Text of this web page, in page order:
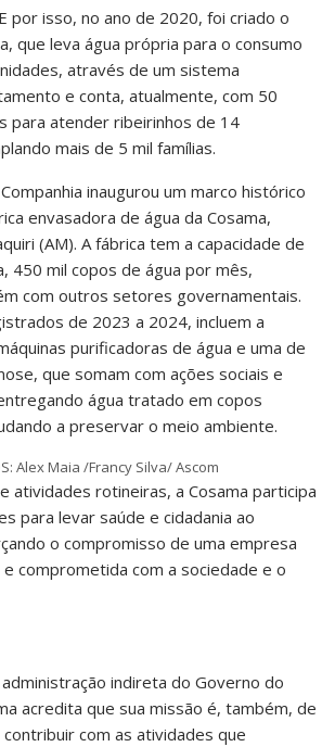
por isso, no ano de 2020, foi criado o
que leva água própria para o consumo
através de um sistema
e conta, atualmente, com 50
para atender ribeirinhos de 14
mais de 5 mil famílias.
inaugurou um marco histórico
envasadora de água da Cosama,
(AM). A fábrica tem a capacidade de
450 mil copos de água por mês,
com outros setores governamentais.
de 2023 a 2024, incluem a
purificadoras de água e uma de
que somam com ações sociais e
água tratado em copos
a preservar o meio ambiente.
Alex Maia /Francy Silva/ Ascom
atividades rotineiras, a Cosama participa
para levar saúde e cidadania ao
o compromisso de uma empresa
comprometida com a sociedade e o
indireta do Governo do
acredita que sua missão é, também, de
contribuir com as atividades que